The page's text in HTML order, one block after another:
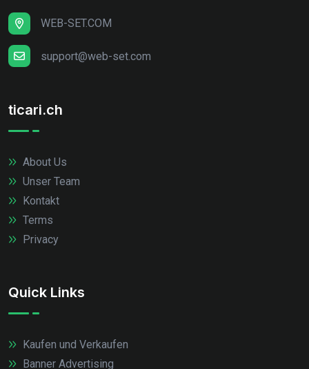
WEB-SET.COM
support@web-set.com
ticari.ch
About Us
Unser Team
Kontakt
Terms
Privacy
Quick Links
Kaufen und Verkaufen
Banner Advertising